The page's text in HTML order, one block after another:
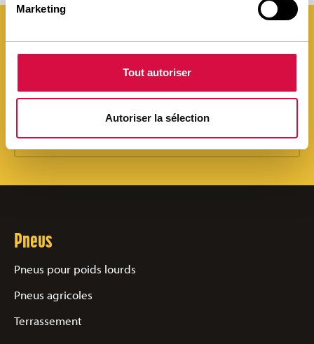
Marketing
Tout autoriser
Autoriser la sélection
Les pneus Aeolus sont trouvables partout en
France/Belgique. Aussi dans votre region!
Retrouvez votre distributeur Aeolus Tyres
Pneus
Pneus pour poids lourds
Pneus agricoles
Terrassement